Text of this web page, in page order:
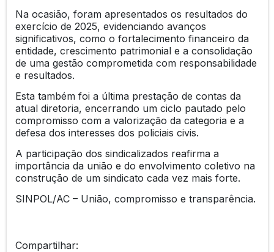
Na ocasião, foram apresentados os resultados do
exercício de 2025, evidenciando avanços
significativos, como o fortalecimento financeiro da
entidade, crescimento patrimonial e a consolidação
de uma gestão comprometida com responsabilidade
e resultados.
Esta também foi a última prestação de contas da
atual diretoria, encerrando um ciclo pautado pelo
compromisso com a valorização da categoria e a
defesa dos interesses dos policiais civis.
A participação dos sindicalizados reafirma a
importância da união e do envolvimento coletivo na
construção de um sindicato cada vez mais forte.
SINPOL/AC – União, compromisso e transparência.
Compartilhar: